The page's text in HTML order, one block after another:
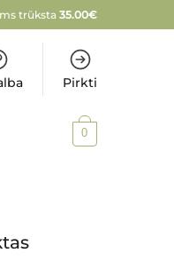
trūksta 35.00€
Pirkti
0